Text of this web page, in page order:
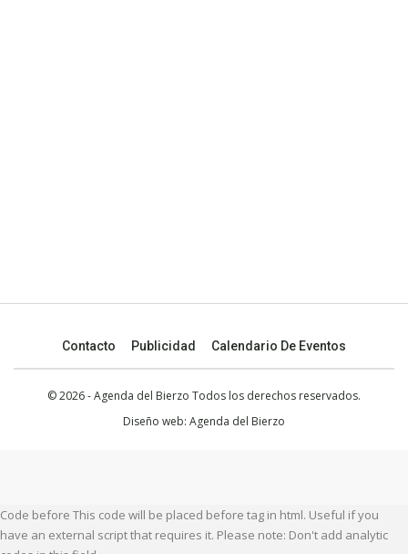
Contacto Publicidad Calendario De Eventos
© 2026 - Agenda del Bierzo Todos los derechos reservados.
Diseño web: Agenda del Bierzo
Code before This code will be placed before tag in html. Useful if you
have an external script that requires it. Please note: Don't add analytic